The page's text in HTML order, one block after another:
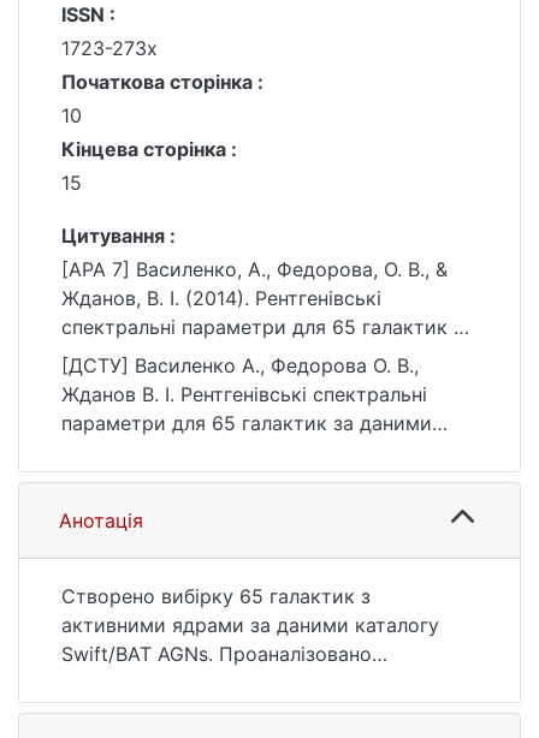
ISSN :
1723-273х
Початкова сторінка :
10
Кінцева сторінка :
15
Цитування :
[APA 7] Василенко, А., Федорова, О. В., &
Жданов, В. І. (2014). Рентгенівські
спектральні параметри для 65 галактик за
даними каталогу SWIFT/BAT AGNS. Вісник
Київського національного університету
імені Тараса Шевченка. Астрономія, (1(51)),
10–15.
https://ir.library.knu.ua/handle/15071834/225
[ДСТУ] Василенко А., Федорова О. В.,
Жданов В. І. Рентгенівські спектральні
параметри для 65 галактик за даними
Київського національного університету
імені Тараса Шевченка. Астрономія. 2014.
№ 1(51). С. 10—15. URL:
43 (дата звернення: 25.07.2026).
Анотація
Створено вибірку 65 галактик з
активними ядрами за даними каталогу
Swift/BAT AGNs. Проаналізовано
супутниками XMM-Newton та INTEGRAL у